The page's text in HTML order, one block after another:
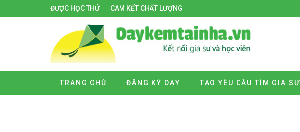
ĐƯỢC HỌC THỬ CAM KẾT CHẤT LƯỢNG
TRANG CHỦ ĐĂNG KÝ DẠY TẠO YÊU CẦU TÌM GIA SƯ